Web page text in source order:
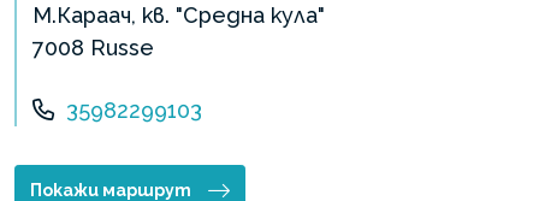
M.Караач, кв. "Средна кула"
7008 Russe
35982299103
Покажи маршрут